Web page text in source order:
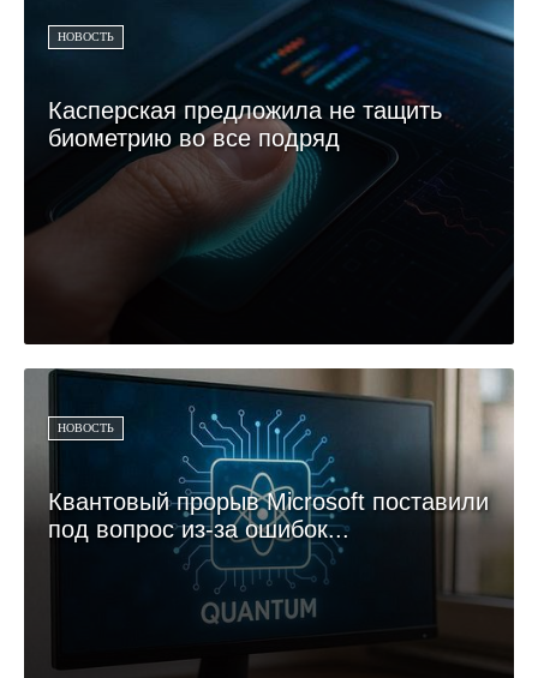
НОВОСТЬ
Касперская предложила не тащить
биометрию во все подряд
НОВОСТЬ
Квантовый прорыв Microsoft поставили
под вопрос из-за ошибок...